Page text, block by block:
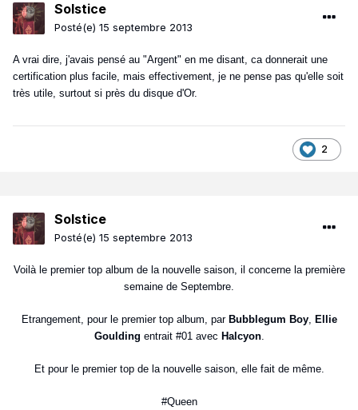
Solstice
Posté(e) 15 septembre 2013
A vrai dire, j'avais pensé au "Argent" en me disant, ca donnerait une
certification plus facile, mais effectivement, je ne pense pas qu'elle soit
très utile, surtout si près du disque d'Or.
2
Solstice
Posté(e) 15 septembre 2013
Voilà le premier top album de la nouvelle saison, il concerne la première
semaine de Septembre.
Etrangement, pour le premier top album, par Bubblegum Boy, Ellie
Goulding entrait #01 avec Halcyon.
Et pour le premier top de la nouvelle saison, elle fait de même.
#Queen